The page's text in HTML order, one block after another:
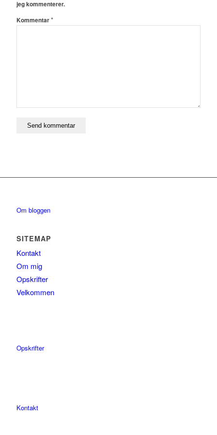
jeg kommenterer.
Kommentar*
Om bloggen
SITEMAP
Kontakt
Om mig
Opskrifter
Velkommen
Opskrifter
Kontakt